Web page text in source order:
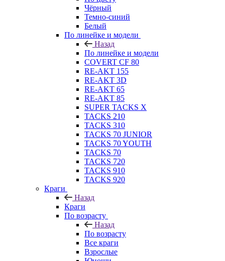
Чёрный
Темно-синий
Белый
По линейке и модели
Назад
По линейке и модели
COVERT CF 80
RE-AKT 155
RE-AKT 3D
RE-AKT 65
RE-AKT 85
SUPER TACKS X
TACKS 210
TACKS 310
TACKS 70 JUNIOR
TACKS 70 YOUTH
TACKS 70
TACKS 720
TACKS 910
TACKS 920
Краги
Назад
Краги
По возрасту
Назад
По возрасту
Все краги
Взрослые